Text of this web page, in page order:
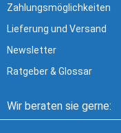
Zahlungsmöglichkeiten
Lieferung und Versand
Newsletter
Ratgeber & Glossar
Wir beraten sie gerne: